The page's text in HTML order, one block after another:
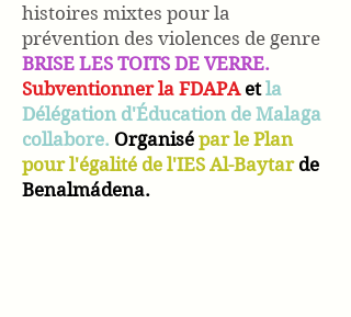
histoires mixtes pour la
prévention des violences de genre
BRISE LES TOITS DE VERRE.
Subventionner la FDAPA et la
Délégation d'Éducation de Malaga
collabore. Organisé par le Plan
pour l'égalité de l'IES Al-Baytar de
Benalmádena.